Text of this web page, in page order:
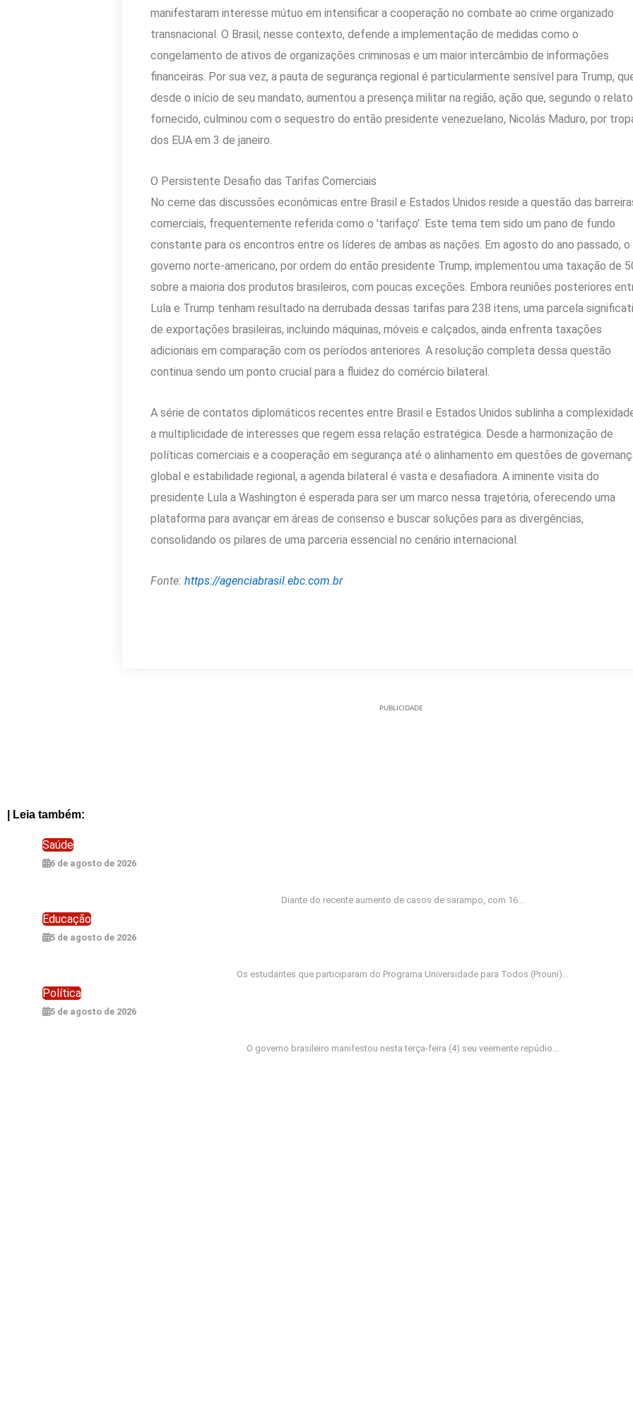
manifestaram interesse mútuo em intensificar a cooperação no combate ao crime organizado
transnacional. O Brasil, nesse contexto, defende a implementação de medidas como o
congelamento de ativos de organizações criminosas e um maior intercâmbio de informações
financeiras. Por sua vez, a pauta de segurança regional é particularmente sensível para Trump,
desde o início de seu mandato, aumentou a presença militar na região, ação que, segundo o relato
fornecido, culminou com o sequestro do então presidente venezuelano, Nicolás Maduro, por
dos EUA em 3 de janeiro.
O Persistente Desafio das Tarifas Comerciais
No cerne das discussões econômicas entre Brasil e Estados Unidos reside a questão das
comerciais, frequentemente referida como o 'tarifaço'. Este tema tem sido um pano de fundo
constante para os encontros entre os líderes de ambas as nações. Em agosto do ano passado, o
governo norte-americano, por ordem do então presidente Trump, implementou uma taxação de
sobre a maioria dos produtos brasileiros, com poucas exceções. Embora reuniões posteriores
Lula e Trump tenham resultado na derrubada dessas tarifas para 238 itens, uma parcela
de exportações brasileiras, incluindo máquinas, móveis e calçados, ainda enfrenta taxações
adicionais em comparação com os períodos anteriores. A resolução completa dessa questão
continua sendo um ponto crucial para a fluidez do comércio bilateral.
A série de contatos diplomáticos recentes entre Brasil e Estados Unidos sublinha a
a multiplicidade de interesses que regem essa relação estratégica. Desde a harmonização de
políticas comerciais e a cooperação em segurança até o alinhamento em questões de
global e estabilidade regional, a agenda bilateral é vasta e desafiadora. A iminente visita do
presidente Lula a Washington é esperada para ser um marco nessa trajetória, oferecendo uma
plataforma para avançar em áreas de consenso e buscar soluções para as divergências,
consolidando os pilares de uma parceria essencial no cenário internacional.
Fonte:https://agenciabrasil.ebc.com.br
PUBLICIDADE
| Leia também:
Saúde
6 de agosto de 2026
Diante do recente aumento de casos de sarampo, com 16...
Educação
5 de agosto de 2026
Os estudantes que participaram do Programa Universidade para Todos (Prouni)...
Política
5 de agosto de 2026
O governo brasileiro manifestou nesta terça-feira (4) seu veemente repúdio...